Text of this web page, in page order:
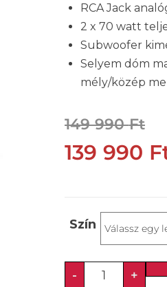
RCA Jack
2 x 70 watt
Subwoofer
Selyem dóm
mély/közép
149 990Ft
139 990
Szín
- +